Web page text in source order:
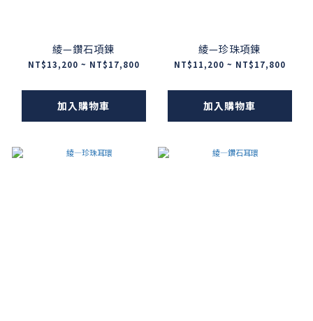
綾—鑽石項鍊
NT$13,200 ~ NT$17,800
加入購物車
綾—珍珠項鍊
NT$11,200 ~ NT$17,800
加入購物車